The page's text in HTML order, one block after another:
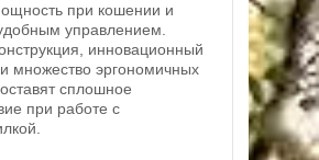
при кошении и
управлением.
инновационный
и множество эргономичных
сплошное
при работе с